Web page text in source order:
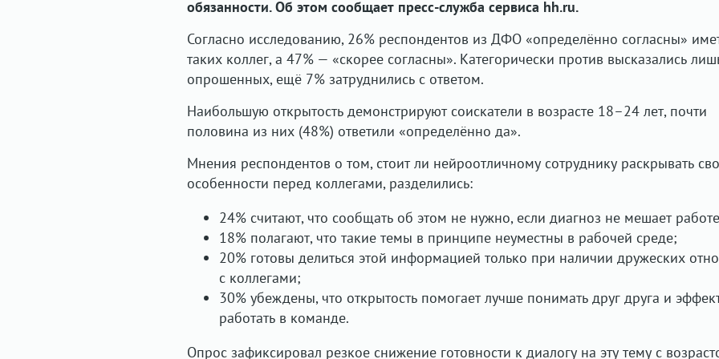
обязанности. Об этом сообщает пресс-служба сервиса hh.ru.
Согласно исследованию, 26% респондентов из ДФО «определённо согласны»
таких коллег, а 47% — «скорее согласны». Категорически против высказались
опрошенных, ещё 7% затруднились с ответом.
Наибольшую открытость демонстрируют соискатели в возрасте 18–24 лет, почти
половина из них (48%) ответили «определённо да».
Мнения респондентов о том, стоит ли нейроотличному сотруднику раскрывать
особенности перед коллегами, разделились:
24% считают, что сообщать об этом не нужно, если диагноз не мешает
18% полагают, что такие темы в принципе неуместны в рабочей среде;
20% готовы делиться этой информацией только при наличии дружеских
с коллегами;
30% убеждены, что открытость помогает лучше понимать друг друга и
работать в команде.
Опрос зафиксировал резкое снижение готовности к диалогу на эту тему с